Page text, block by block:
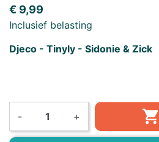
€ 9,99
Inclusief belasting
Djeco - Tinyly - Sidonie & Zick
- + 